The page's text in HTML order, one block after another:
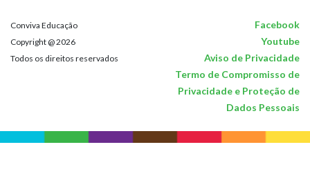
Conviva Educação Facebook
Copyright @ 2026 Youtube
Todos os direitos reservados
Aviso de Privacidade
Termo de Compromisso de
Privacidade e Proteção de
Dados Pessoais